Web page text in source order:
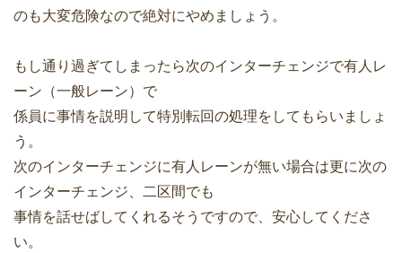
のも大変危険なので絶対にやめましょう。
もし通り過ぎてしまったら次のインターチェンジで有人レ
ーン（一般レーン）で
係員に事情を説明して特別転回の処理をしてもらいましょ
う。
次のインターチェンジに有人レーンが無い場合は更に次の
インターチェンジ、二区間でも
事情を話せばしてくれるそうですので、安心してくださ
い。